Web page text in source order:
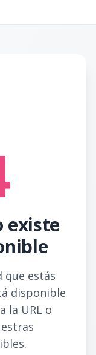
existe
que estás
disponible
la URL o